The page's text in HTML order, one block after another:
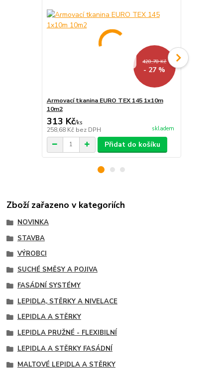
428,78 Kč
- 27 %
Armovací tkanina EURO TEX 145 1x10m
10m2
313 Kč/ks
258,68 Kč bez DPH skladem
Přidat do košíku
Zboží zařazeno v kategoriích
NOVINKA
STAVBA
VÝROBCI
SUCHÉ SMĚSY A POJIVA
FASÁDNÍ SYSTÉMY
LEPIDLA, STĚRKY A NIVELACE
LEPIDLA A STĚRKY
LEPIDLA PRUŽNÉ - FLEXIBILNÍ
LEPIDLA A STĚRKY FASÁDNÍ
MALTOVÉ LEPIDLA A STĚRKY